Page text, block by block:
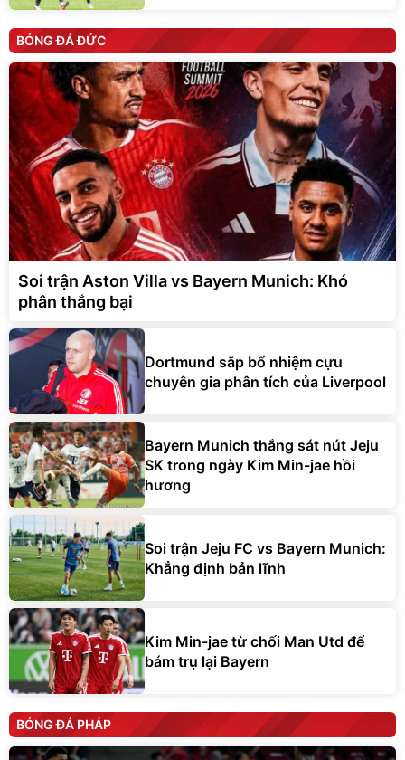
BÓNG ĐÁ ĐỨC
Soi trận Aston Villa vs Bayern Munich: Khó
phân thắng bại
Dortmund sắp bổ nhiệm cựu
chuyên gia phân tích của Liverpool
Bayern Munich thắng sát nút Jeju
SK trong ngày Kim Min-jae hồi
hương
Soi trận Jeju FC vs Bayern Munich:
Khẳng định bản lĩnh
Kim Min-jae từ chối Man Utd để
bám trụ lại Bayern
BÓNG ĐÁ PHÁP